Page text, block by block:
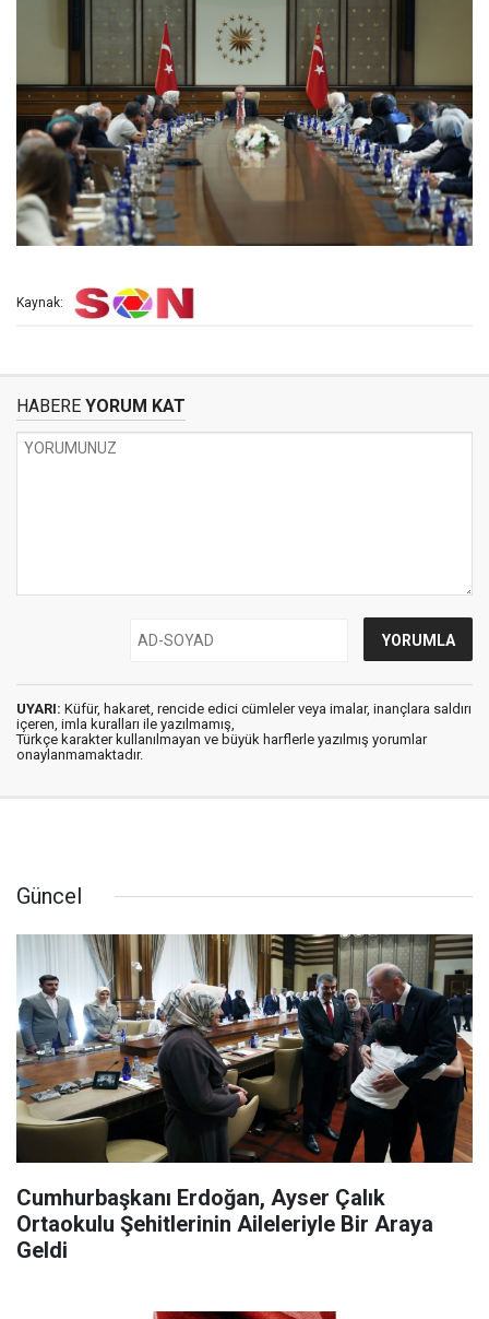
Kaynak:
HABERE YORUM KAT
UYARI: Küfür, hakaret, rencide edici cümleler veya imalar, inançlara saldırı
içeren, imla kuralları ile yazılmamış,
Türkçe karakter kullanılmayan ve büyük harflerle yazılmış yorumlar
onaylanmamaktadır.
Güncel
Cumhurbaşkanı Erdoğan, Ayser Çalık
Ortaokulu Şehitlerinin Aileleriyle Bir Araya
Geldi